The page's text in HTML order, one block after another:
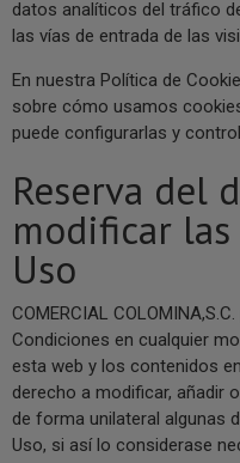
datos analíticos del tráfico
las vías de entrada de las
En nuestra Política de
sobre cómo usamos
puede configurarlas y
Reserva del
modificar
Uso
COMERCIAL
Condiciones en cualquier
esta web y los contenidos
derecho a modificar, añadir
de forma unilateral algunas
Uso, si así lo considerase